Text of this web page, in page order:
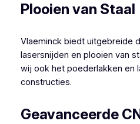
Plooien van Staal
Vlaeminck biedt uitgebreide
lasersnijden en plooien van
wij ook het poederlakken en
constructies.
Geavanceerde